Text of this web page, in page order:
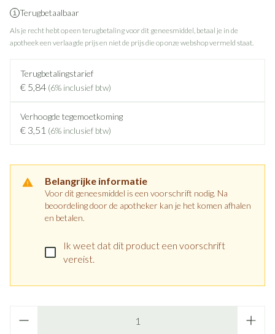
Terugbetaalbaar
Als je recht hebt op een terugbetaling voor dit geneesmiddel, betaal je in de
apotheek een verlaagde prijs en niet de prijs die op onze webshop vermeld staat.
Terugbetalingstarief
€ 5,84 (6% inclusief btw)
Verhoogde tegemoetkoming
€ 3,51 (6% inclusief btw)
Belangrijke informatie
Voor dit geneesmiddel is een voorschrift nodig. Na
beoordeling door de apotheker kan je het komen afhalen
en betalen.
Ik weet dat dit product een voorschrift
vereist.